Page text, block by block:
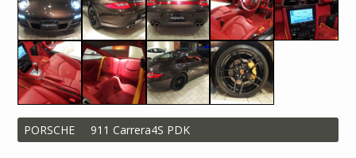
PORSCHE 911 Carrera4S PDK